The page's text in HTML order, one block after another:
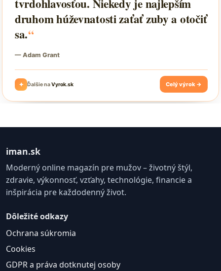
iman.sk
Moderný online magazín pre mužov – životný štýl,
zdravie, výkonnosť, vzťahy, technológie, financie a
inšpirácia pre každodenný život.
Dôležité odkazy
Ochrana súkromia
Cookies
GDPR a práva dotknutej osoby